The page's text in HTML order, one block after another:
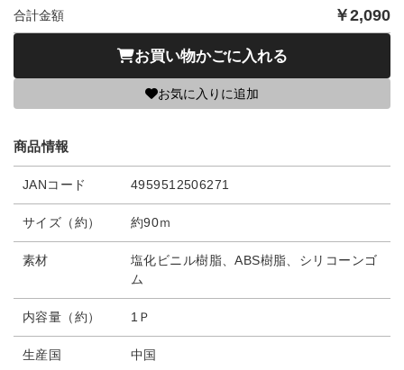
合計金額 ￥2,090
お買い物かごに入れる
お気に入りに追加
商品情報
JANコード 4959512506271
サイズ（約） 約90ｍ
素材
塩化ビニル樹脂、ABS樹脂、シリコーンゴ
ム
内容量（約） 1Ｐ
生産国 中国